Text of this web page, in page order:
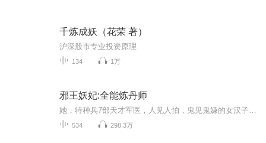
千炼成妖（花荣 著）
沪深股市专业投资原理
134 1万
邪王妖妃:全能炼丹师
534 298.3万